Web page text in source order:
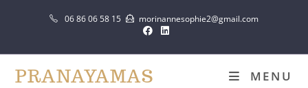
06 86 06 58 15 morinannesophie2@gmail.com
PRANAYAMAS MENU